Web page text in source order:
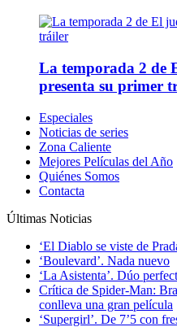
La temporada 2 de
presenta su primer
Especiales
Noticias de series
Zona Caliente
Mejores Películas del Año
Quiénes Somos
Contacta
Últimas Noticias
‘El Diablo se viste de
‘Boulevard’. Nada nuevo
‘La Asistenta’. Dúo
Crítica de Spider-Man:
conlleva una gran película
‘Supergirl’. De 7’5 con